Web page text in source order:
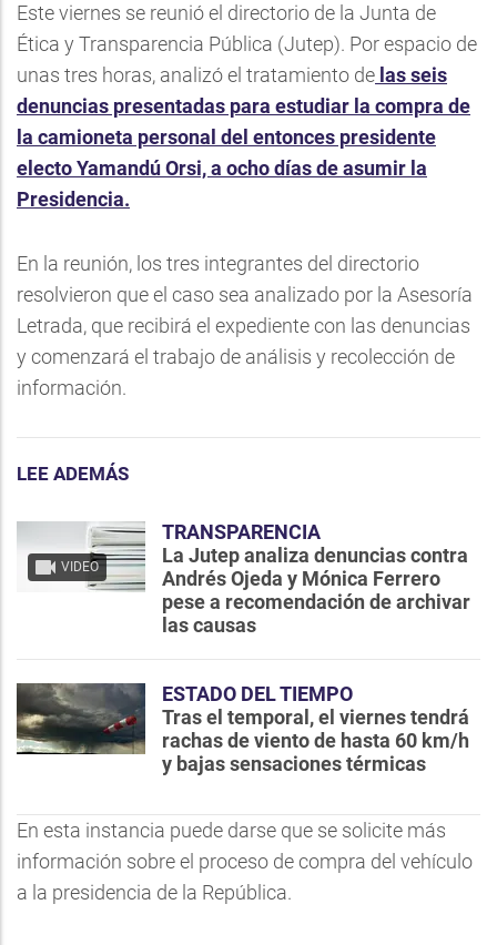
Este viernes se reunió el directorio de la Junta de
Ética y Transparencia Pública (Jutep). Por espacio de
unas tres horas, analizó el tratamiento de las seis
denuncias presentadas para estudiar la compra de
la camioneta personal del entonces presidente
electo Yamandú Orsi, a ocho días de asumir la
Presidencia.
En la reunión, los tres integrantes del directorio
resolvieron que el caso sea analizado por la Asesoría
Letrada, que recibirá el expediente con las denuncias
y comenzará el trabajo de análisis y recolección de
información.
LEE ADEMÁS
VIDEO
TRANSPARENCIA
La Jutep analiza denuncias contra
Andrés Ojeda y Mónica Ferrero
pese a recomendación de archivar
las causas
ESTADO DEL TIEMPO
Tras el temporal, el viernes tendrá
rachas de viento de hasta 60 km/h
y bajas sensaciones térmicas
En esta instancia puede darse que se solicite más
información sobre el proceso de compra del vehículo
a la presidencia de la República.